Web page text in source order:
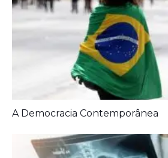
Diagnóstico tardio dá poucas